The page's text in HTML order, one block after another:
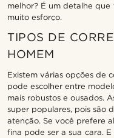
melhor? É um detalhe
muito esforço.
TIPOS DE
HOMEM
Existem várias opções de
pode escolher entre
mais robustos e ousados.
super populares, pois são
atenção. Se você prefere
fina pode ser a sua cara.